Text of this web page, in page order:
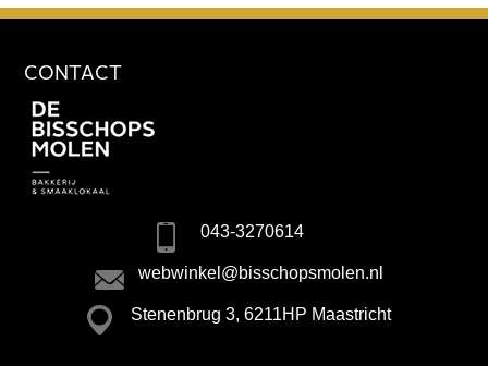
CONTACT
043-3270614
webwinkel@bisschopsmolen.nl
Stenenbrug 3, 6211HP Maastricht